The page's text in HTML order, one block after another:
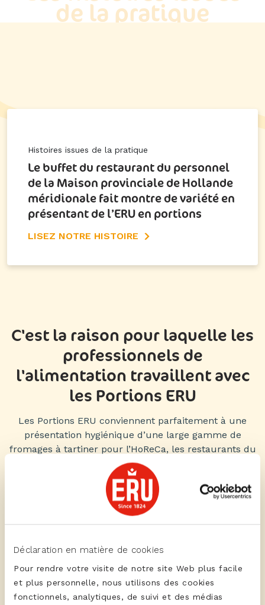
Déclaration en matière de cookies
Pour rendre votre visite de notre site Web plus facile
et plus personnelle, nous utilisons des cookies
fonctionnels, analytiques, de suivi et des médias
de la pratique
Histoires issues de la pratique
Le buffet du restaurant du personnel
de la Maison provinciale de Hollande
méridionale fait montre de variété en
présentant de l’ERU en portions
LISEZ NOTRE HISTOIRE
C'est la raison pour laquelle les
professionnels de
l'alimentation travaillent avec
les Portions ERU
Les Portions ERU conviennent parfaitement à une
présentation hygiénique d’une large gamme de
fromages à tartiner pour l’HoReCa, les restaurants du
personnel et le secteur des soins de santé. Elles ne
peuvent pas manquer sur un buffet de petit déjeuner
ou de déjeuner tout comme dans la boîte petit
comment le chef en charge des
petits déjeuners, Sandra vanden Kieboom, du Van der
Portions ERU sur son buffet du petit déjeuner.
Dans les lieux où l’on dispense des soins comme les
hôpitaux, les maisons de repos et les centres de soins,